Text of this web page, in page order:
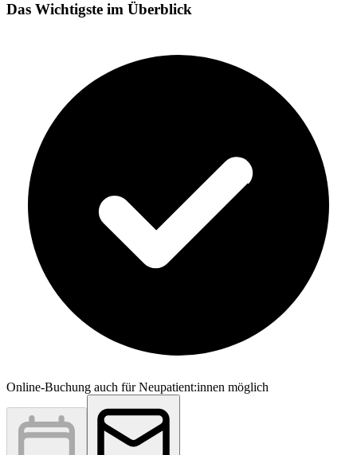
Das Wichtigste im Überblick
Online-Buchung auch für Neupatient:innen möglich